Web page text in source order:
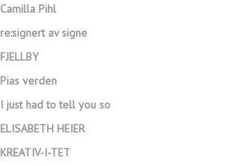
Camilla Pihl
re:signert av signe
FJELLBY
Pias verden
I just had to tell you so
ELISABETH HEIER
KREATIV-I-TET